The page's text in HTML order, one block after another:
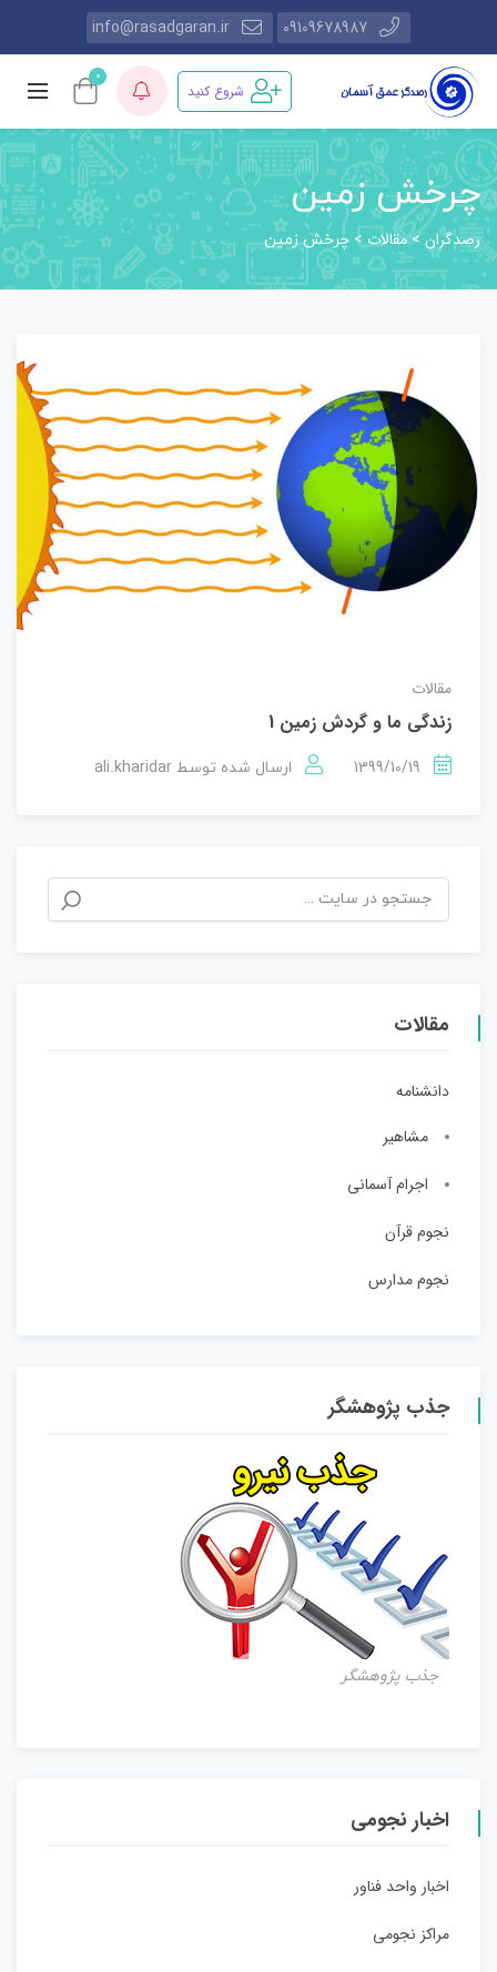
09109678987
info@rasadgaran.ir
شروع کنید
0
چرخش زمین
رصدگران>مقالات> چرخش زمین
مقالات
زندگی ما و گردش زمین 1
1399/10/19 ارسال شده توسط ali.kharidar
مقالات
دانشنامه
مشاهیر
اجرام آسمانی
نجوم قرآن
نجوم مدارس
جذب پژوهشگر
جذب پژوهشگر
اخبار نجومی
اخبار واحد فناور
مراکز نجومی